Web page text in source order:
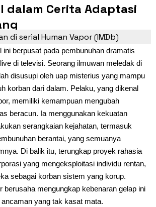
dalam Cerita Adaptasi
di serial Human Vapor (IMDb)
ini berpusat pada pembunuhan dramatis
di televisi. Seorang ilmuwan meledak di
disusupi oleh uap misterius yang mampu
korban dari dalam. Pelaku, yang dikenal
memiliki kemampuan mengubah
beracun. Ia menggunakan kekuatan
serangkaian kejahatan, termasuk
berantai, yang semuanya
Di balik itu, terungkap proyek rahasia
yang mengeksploitasi individu rentan,
sebagai korban sistem yang korup.
berusaha mengungkap kebenaran gelap ini
yang tak kasat mata.